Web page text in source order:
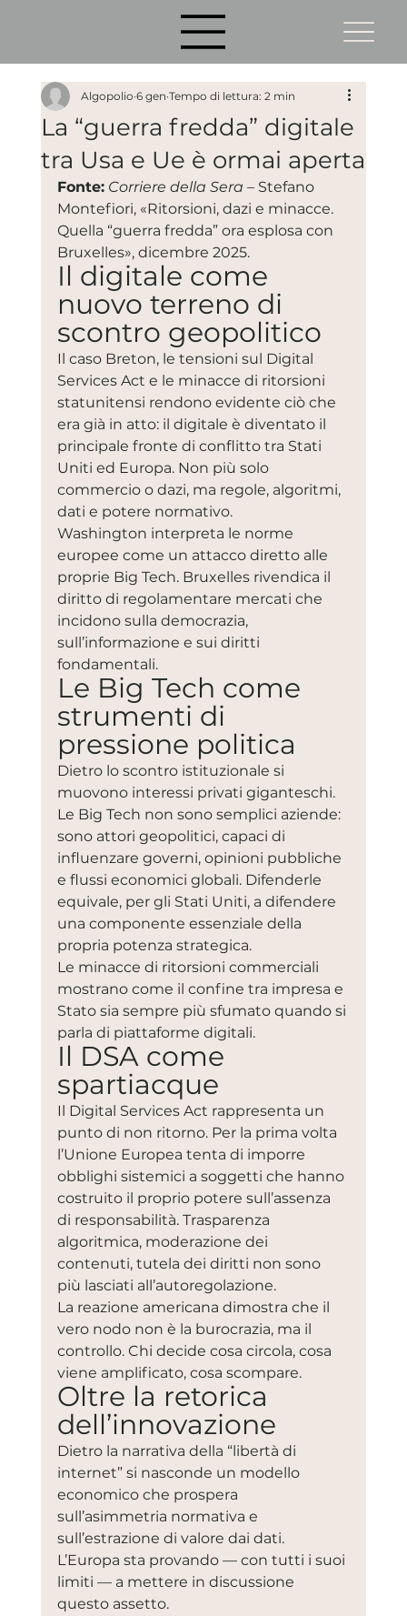
La “guerra fredda” digitale
tra Usa e Ue è ormai aperta
Algopolio 6 gen Tempo di lettura: 2 min
Fonte: Corriere della Sera – Stefano
Montefiori, «Ritorsioni, dazi e minacce.
Quella “guerra fredda” ora esplosa con
Bruxelles», dicembre 2025.
Il digitale come
nuovo terreno di
scontro geopolitico
Il caso Breton, le tensioni sul Digital
Services Act e le minacce di ritorsioni
statunitensi rendono evidente ciò che
era già in atto: il digitale è diventato il
principale fronte di conflitto tra Stati
Uniti ed Europa. Non più solo
commercio o dazi, ma regole, algoritmi,
dati e potere normativo.
Washington interpreta le norme
europee come un attacco diretto alle
proprie Big Tech. Bruxelles rivendica il
diritto di regolamentare mercati che
incidono sulla democrazia,
sull’informazione e sui diritti
fondamentali.
Le Big Tech come
strumenti di
pressione politica
Dietro lo scontro istituzionale si
muovono interessi privati giganteschi.
Le Big Tech non sono semplici aziende:
sono attori geopolitici, capaci di
influenzare governi, opinioni pubbliche
e flussi economici globali. Difenderle
equivale, per gli Stati Uniti, a difendere
una componente essenziale della
propria potenza strategica.
Le minacce di ritorsioni commerciali
mostrano come il confine tra impresa e
Stato sia sempre più sfumato quando si
parla di piattaforme digitali.
Il DSA come
spartiacque
Il Digital Services Act rappresenta un
punto di non ritorno. Per la prima volta
l’Unione Europea tenta di imporre
obblighi sistemici a soggetti che hanno
costruito il proprio potere sull’assenza
di responsabilità. Trasparenza
algoritmica, moderazione dei
contenuti, tutela dei diritti non sono
più lasciati all’autoregolazione.
La reazione americana dimostra che il
vero nodo non è la burocrazia, ma il
controllo. Chi decide cosa circola, cosa
viene amplificato, cosa scompare.
Oltre la retorica
dell’innovazione
Dietro la narrativa della “libertà di
internet” si nasconde un modello
economico che prospera
sull’asimmetria normativa e
sull’estrazione di valore dai dati.
L’Europa sta provando — con tutti i suoi
limiti — a mettere in discussione
questo assetto.